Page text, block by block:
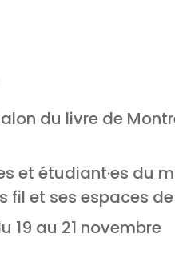
du livre de
et étudiant·es du
fil et ses espaces
19 au 21 novembre